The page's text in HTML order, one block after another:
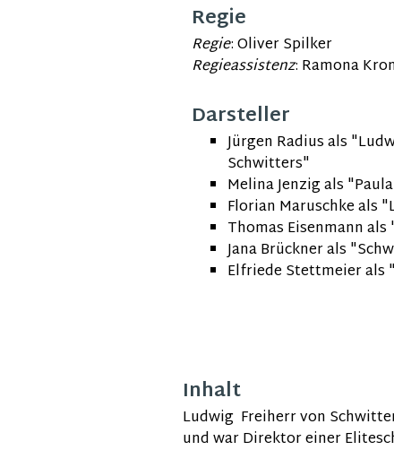
Regie
Regie: Oliver Spilker
Regieassistenz: Ramona
Darsteller
Jürgen Radius als
Schwitters"
Melina Jenzig als
Florian Maruschke als "
Thomas Eisenmann als
Jana Brückner als "
Elfriede Stettmeier als "
Inhalt
Ludwig Freiherr von
und war Direktor einer